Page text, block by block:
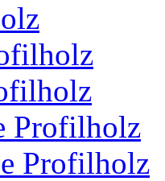
Profilholz
Profilholz